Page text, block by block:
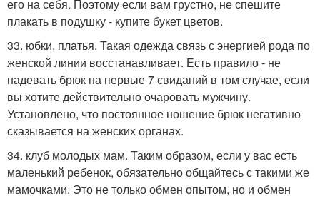
его на себя. Поэтому если вам грустно, не спешите
плакать в подушку - купите букет цветов.
33. юбки, платья. Такая одежда связь с энергией рода по
женской линии восстанавливает. Есть правило - не
надевать брюк на первые 7 свиданий в том случае, если
вы хотите действительно очаровать мужчину.
Установлено, что постоянное ношение брюк негативно
сказывается на женских органах.
34. клуб молодых мам. Таким образом, если у вас есть
маленький ребенок, обязательно общайтесь с такими же
мамочками. Это не только обмен опытом, но и обмен